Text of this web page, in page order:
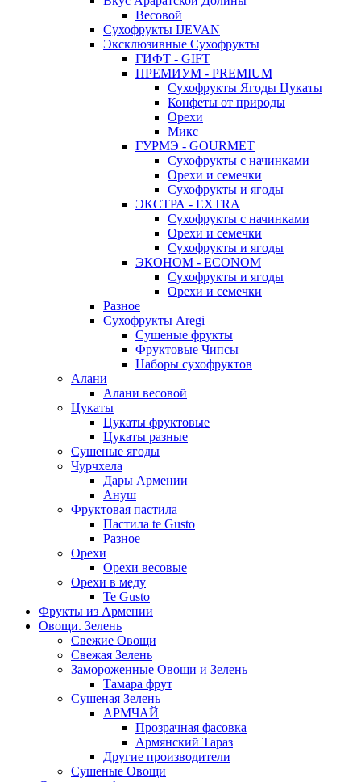
Весовой
Сухофрукты IJEVAN
Эксклюзивные Сухофрукты
ГИФТ - GIFT
ПРЕМИУМ - PREMIUM
Сухофрукты Ягоды Цукаты
Конфеты от природы
Орехи
Микс
ГУРМЭ - GOURMET
Сухофрукты с начинками
Орехи и семечки
Сухофрукты и ягоды
ЭКСТРА - EXTRA
Сухофрукты с начинками
Орехи и семечки
Сухофрукты и ягоды
ЭКОНОМ - ECONOM
Сухофрукты и ягоды
Орехи и семечки
Разное
Сухофрукты Aregi
Сушеные фрукты
Фруктовые Чипсы
Наборы сухофруктов
Алани
Алани весовой
Цукаты
Цукаты фруктовые
Цукаты разные
Сушеные ягоды
Чурчхела
Дары Армении
Ануш
Фруктовая пастила
Пастила te Gusto
Разное
Орехи
Орехи весовые
Орехи в меду
Te Gusto
Фрукты из Армении
Овощи. Зелень
Свежие Овощи
Свежая Зелень
Замороженные Овощи и Зелень
Тамара фрут
Сушеная Зелень
АРМЧАЙ
Прозрачная фасовка
Армянский Тараз
Другие производители
Сушеные Овощи